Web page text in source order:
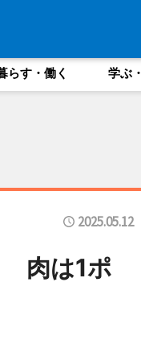
らす・働く 学ぶ
2025.05.12
肉は1ポ